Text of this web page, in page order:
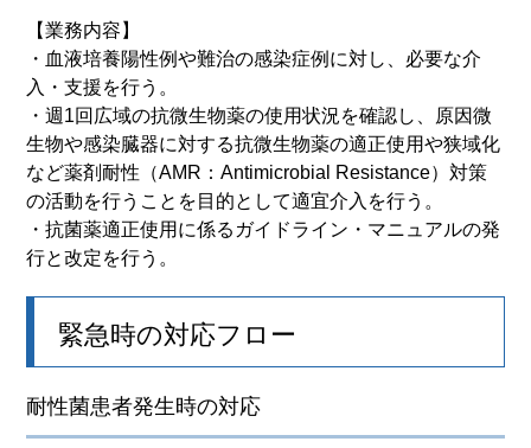
【業務内容】
・血液培養陽性例や難治の感染症例に対し、必要な介
入・支援を行う。
・週1回広域の抗微生物薬の使用状況を確認し、原因微
生物や感染臓器に対する抗微生物薬の適正使用や狭域化
など薬剤耐性（AMR：Antimicrobial Resistance）対策
の活動を行うことを目的として適宜介入を行う。
・抗菌薬適正使用に係るガイドライン・マニュアルの発
行と改定を行う。
緊急時の対応フロー
耐性菌患者発生時の対応